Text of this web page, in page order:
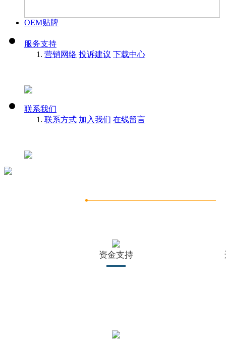
OEM贴牌
服务支持
营销网络 投诉建议 下载中心
联系我们
联系方式 加入我们 在线留言
资金支持